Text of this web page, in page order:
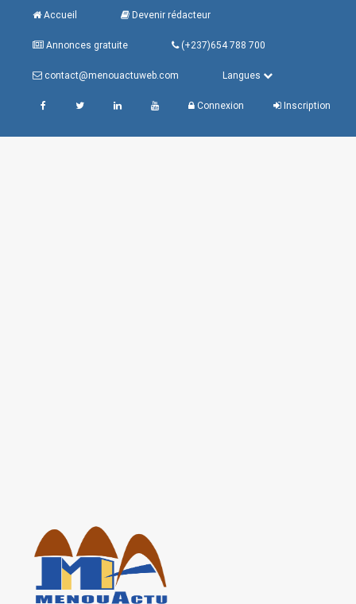
Accueil Devenir rédacteur
Annonces gratuite (+237)654 788 700
contact@menouactuweb.com Langues
Connexion Inscription